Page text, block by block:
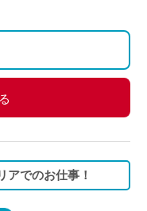
アでのお仕事！